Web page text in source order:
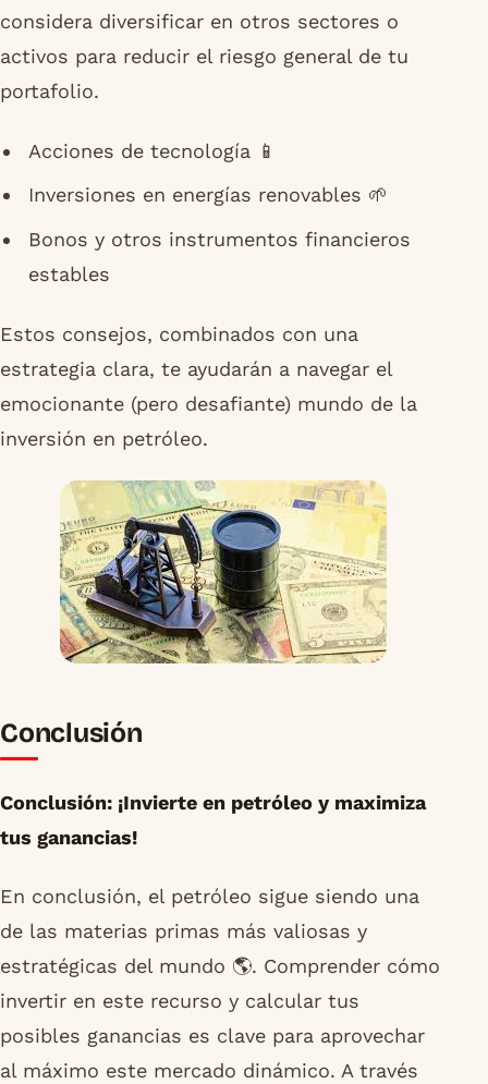
considera diversificar en otros sectores o
activos para reducir el riesgo general de tu
portafolio.
Acciones de tecnología 📱
Inversiones en energías renovables 🌱
Bonos y otros instrumentos financieros
estables
Estos consejos, combinados con una
estrategia clara, te ayudarán a navegar el
emocionante (pero desafiante) mundo de la
inversión en petróleo.
Conclusión
Conclusión: ¡Invierte en petróleo y maximiza
tus ganancias!
En conclusión, el petróleo sigue siendo una
de las materias primas más valiosas y
estratégicas del mundo 🌎. Comprender cómo
invertir en este recurso y calcular tus
posibles ganancias es clave para aprovechar
al máximo este mercado dinámico. A través